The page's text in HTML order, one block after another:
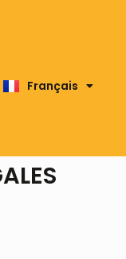
Français
English